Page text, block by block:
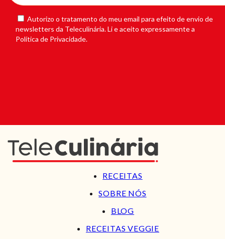
Autorizo o tratamento do meu email para efeito de envio de
newsletters da Teleculinária. Li e aceito expressamente a
Política de Privacidade.
RECEITAS
SOBRE NÓS
BLOG
RECEITAS VEGGIE